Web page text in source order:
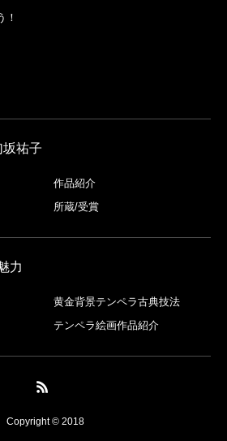
！
祐子
作品紹介
所蔵/受賞
力
黄金背景テンペラ古典技法
テンペラ絵画作品紹介
Copyright © 2018